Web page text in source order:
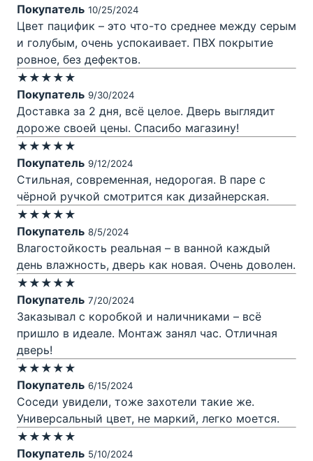
Покупатель 10/25/2024
Цвет пацифик – это что-то среднее между серым
и голубым, очень успокаивает. ПВХ покрытие
ровное, без дефектов.
★★★★★
Покупатель 9/30/2024
Доставка за 2 дня, всё целое. Дверь выглядит
дороже своей цены. Спасибо магазину!
★★★★★
Покупатель 9/12/2024
Стильная, современная, недорогая. В паре с
чёрной ручкой смотрится как дизайнерская.
★★★★★
Покупатель 8/5/2024
Влагостойкость реальная – в ванной каждый
день влажность, дверь как новая. Очень доволен.
★★★★★
Покупатель 7/20/2024
Заказывал с коробкой и наличниками – всё
пришло в идеале. Монтаж занял час. Отличная
дверь!
★★★★★
Покупатель 6/15/2024
Соседи увидели, тоже захотели такие же.
Универсальный цвет, не маркий, легко моется.
★★★★★
Покупатель 5/10/2024